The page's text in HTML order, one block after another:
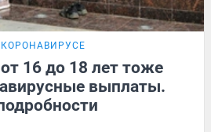
КОРОНАВИРУСЕ
16 до 18 лет тоже
выплаты.